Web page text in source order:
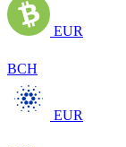
EUR
BCH
EUR